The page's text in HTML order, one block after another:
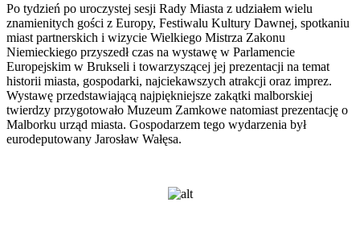
Po tydzień po uroczystej sesji Rady Miasta z udziałem wielu
znamienitych gości z Europy, Festiwalu Kultury Dawnej, spotkaniu
miast partnerskich i wizycie Wielkiego Mistrza Zakonu
Niemieckiego przyszedł czas na wystawę w Parlamencie
Europejskim w Brukseli i towarzyszącej jej prezentacji na temat
historii miasta, gospodarki, najciekawszych atrakcji oraz imprez.
Wystawę przedstawiającą najpiękniejsze zakątki malborskiej
twierdzy przygotowało Muzeum Zamkowe natomiast prezentację o
Malborku urząd miasta. Gospodarzem tego wydarzenia był
eurodeputowany Jarosław Wałęsa.